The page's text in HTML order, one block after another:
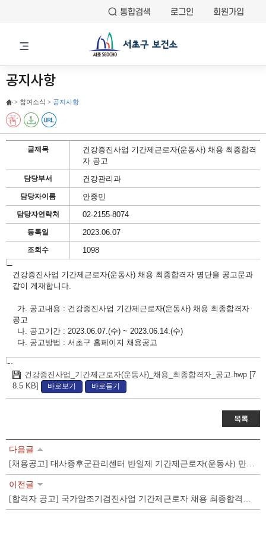
통합검색 로그인 회원가입
공지사항
> 참여소식 > 공지사항
글제목
건강증진사업 기간제근로자(운동사) 채용 최종합격
자 공고
담당부서 건강관리과
담당자이름 안중민
담당자연락처 02-2155-8074
등록일 2023.06.07
조회수 1098
글
건강증진사업 기간제근로자(운동사) 채용 최종합격자 명단을 공고문과
같이 게재합니다.
가. 공고내용 : 건강증진사업 기간제근로자(운동사) 채용 최종합격자
공고
나. 공고기간 : 2023.06.07.(수) ~ 2023.06.14.(수)
다. 공고방법 : 서초구 홈페이지 채용공고
첨
부
파
일
건강증진사업_기간제근로자(운동사)_채용_최종합격자_공고.hwp [7
8.5 KB]
바로보기 바로듣기
목록
다음글
[채용공고] 대사증후군관리센터 반일제 기간제근로자(운동사) 만성질환관리팀 채용
이전글
[합격자 공고] 국가암조기검진사업 기간제근로자 채용 최종합격자 공고